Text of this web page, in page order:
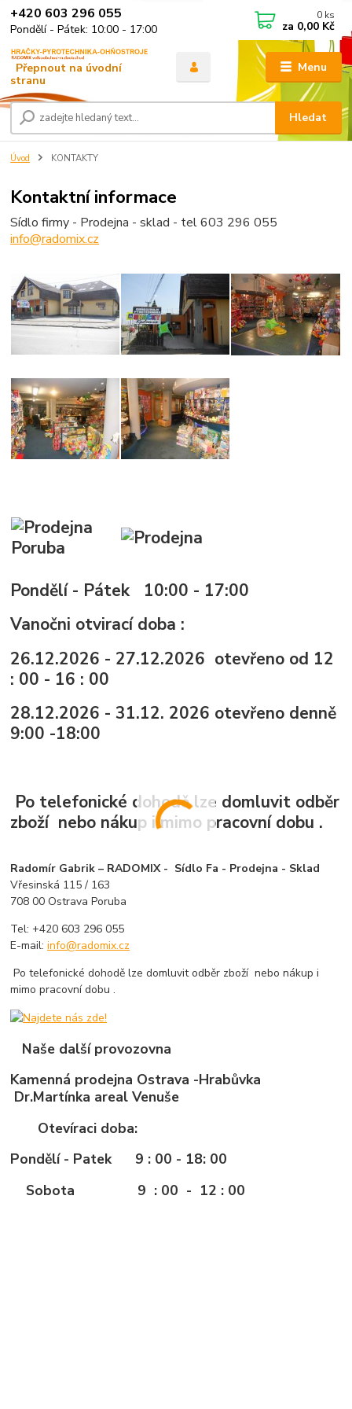
Menu
Hledat
+420 603 296 055
Pondělí - Pátek: 10:00 - 17:00
0 ks
za 0,00 Kč
Úvod KONTAKTY
Kontaktní informace
Sídlo firmy - Prodejna - sklad - tel 603 296 055
info@radomix.cz
Poruba
Pondělí - Pátek 10:00 - 17:00
Vanočni otvirací doba :
26.12.2026 - 27.12.2026 otevřeno od 12
: 00 - 16 : 00
28.12.2026 - 31.12. 2026 otevřeno denně
9:00 -18:00
Po telefonické dohodě lze domluvit odběr
zboží nebo nákup i mimo pracovní dobu .
Radomír Gabrik – RADOMIX - Sídlo Fa - Prodejna - Sklad
Vřesinská 115 / 163
708 00 Ostrava Poruba
Tel: +420 603 296 055
E-mail:info@radomix.cz
Po telefonické dohodě lze domluvit odběr zboží nebo nákup i
mimo pracovní dobu .
Naše další provozovna
Kamenná prodejna Ostrava -Hrabůvka
Dr.Martínka areal Venuše
Otevíraci doba:
Pondělí - Patek 9 : 00 - 18: 00
Sobota 9 : 00 - 12 : 00